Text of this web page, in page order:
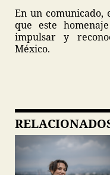
En un comunicado,
que este
impulsar y
México.